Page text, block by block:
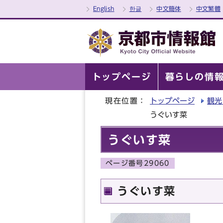
English 한글 中文簡体 中文繁體
トップページ 暮らしの情
現在位置： トップページ
観
うぐいす菜
うぐいす菜
ページ番号29060
うぐいす菜